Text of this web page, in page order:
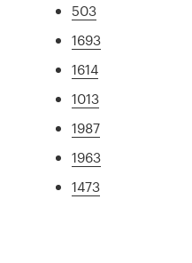
503
1693
1614
1013
1987
1963
1473